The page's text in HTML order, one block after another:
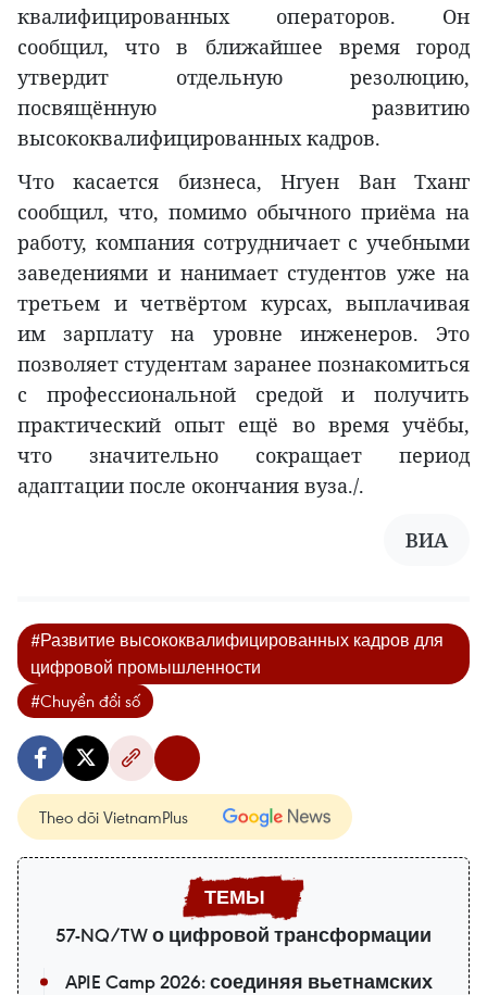
квалифицированных операторов. Он
сообщил, что в ближайшее время город
утвердит отдельную резолюцию,
посвящённую развитию
высококвалифицированных кадров.
Что касается бизнеса, Нгуен Ван Тханг
сообщил, что, помимо обычного приёма на
работу, компания сотрудничает с учебными
заведениями и нанимает студентов уже на
третьем и четвёртом курсах, выплачивая
им зарплату на уровне инженеров. Это
позволяет студентам заранее познакомиться
с профессиональной средой и получить
практический опыт ещё во время учёбы,
что значительно сокращает период
адаптации после окончания вуза./.
ВИА
#Развитие высококвалифицированных кадров для
цифровой промышленности
#Chuyển đổi số
Theo dõi VietnamPlus
57-NQ/TW о цифровой трансформации
APIE Camp 2026: соединяя вьетнамских